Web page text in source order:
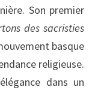
Son premier
des sacristies
basque
religieuse.
dans un